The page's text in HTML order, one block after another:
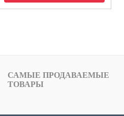
САМЫЕ ПРОДАВАЕМЫЕ
ТОВАРЫ